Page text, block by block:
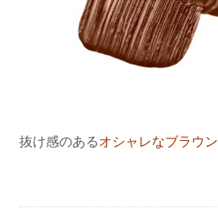
抜け感のあるオシャレなブラウン